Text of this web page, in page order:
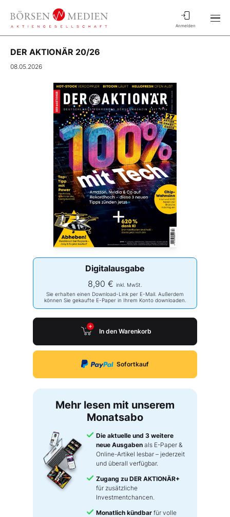
Anmelden
DER AKTIONÄR 20/26
08.05.2026
Digitalausgabe
8,90 € inkl. MwSt.
Sie erhalten einen Download-Link per E-Mail. Außerdem
können Sie gekaufte E-Paper in Ihrem Konto downloaden.
In den Warenkorb
Sofortkauf
Mehr lesen mit unserem
Monatsabo
Die aktuelle und 3 weitere
neue Ausgaben als E-Paper &
Online-Artikel lesbar – jederzeit
und überall verfügbar.
Zugang zu DER AKTIONÄR+
für zusätzliche
Investmentchancen.
Monatlich kündbar für volle